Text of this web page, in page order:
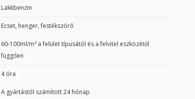
Lakkbenzin
Ecset, henger, festékszóró
60-100ml/m² a felület típusától és a felvitel eszközétől
függően
4 óra
A gyártástól számított 24 hónap